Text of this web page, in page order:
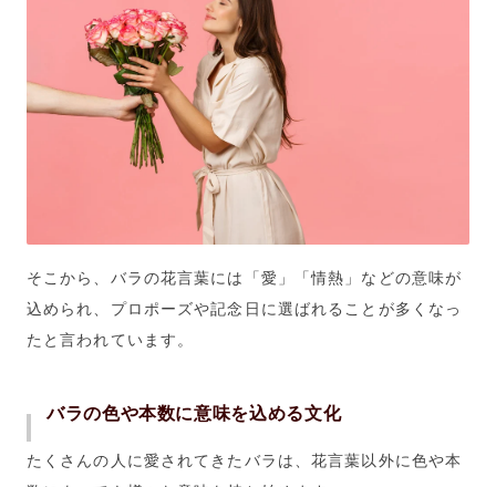
そこから、バラの花言葉には「愛」「情熱」などの意味が
込められ、プロポーズや記念日に選ばれることが多くなっ
たと言われています。
バラの色や本数に意味を込める文化
たくさんの人に愛されてきたバラは、花言葉以外に色や本